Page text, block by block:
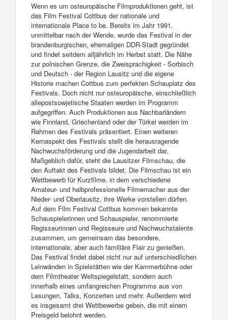
Wenn es um osteuropäische Filmproduktionen geht, ist
das Film Festival Cottbus der nationale und
internationale Place to be. Bereits im Jahr 1991,
unmittelbar nach der Wende, wurde das Festival in der
brandenburgischen, ehemaligen DDR-Stadt gegründet
und findet seitdem alljährlich im Herbst statt. Die Nähe
zur polnischen Grenze, die Zweisprachigkeit - Sorbisch
und Deutsch - der Region Lausitz und die eigene
Historie machen Cottbus zum perfekten Schauplatz des
Festivals. Doch nicht nur osteuropäische, einschließlich
allepostsowjetische Staaten werden im Programm
aufgegriffen. Auch Produktionen aus Nachbarländern
wie Finnland, Griechenland oder der Türkei werden im
Rahmen des Festivals präsentiert. Einen weiteren
Kernaspekt des Festivals stellt die herausragende
Nachwuchsförderung und die Jugendarbeit dar.
Maßgeblich dafür, steht die Lausitzer Filmschau, die
den Auftakt des Festivals bildet. Die Filmschau ist ein
Wettbewerb für Kurzfilme, in dem verschiedene
Amateur- und halbprofessionelle Filmemacher aus der
Nieder- und Oberlausitz, ihre Werke vorstellen dürfen.
Auf dem Film Festival Cottbus kommen bekannte
Schauspielerinnen und Schauspieler, renommierte
Regisseurinnen und Regisseure und Nachwuchstalente
zusammen, um gemeinsam das besondere,
internationale, aber auch familiäre Flair zu genießen.
Das Festival findet dabei nicht nur auf unterschiedlichen
Leinwänden in Spielstätten wie der Kammerbühne oder
dem Filmtheater Weltspiegelstatt, sondern auch
innerhalb eines umfangreichen Programms aus von
Lesungen, Talks, Konzerten und mehr. Außerdem wird
es insgesamt drei Wettbewerbe geben, die mit einem
Preisgeld belohnt werden.